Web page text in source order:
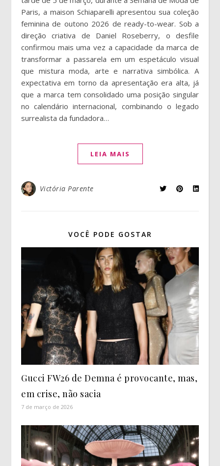
Paris, a maison Schiaparelli apresentou sua coleção
feminina de outono 2026 de ready-to-wear. Sob a
direção criativa de Daniel Roseberry, o desfile
confirmou mais uma vez a capacidade da marca de
transformar a passarela em um espetáculo visual
que mistura moda, arte e narrativa simbólica. A
expectativa em torno da apresentação era alta, já
que a marca tem consolidado uma posição singular
no calendário internacional, combinando o legado
surrealista da fundadora…
LEIA MAIS
Victória Parente
VOCÊ PODE GOSTAR
Gucci FW26 de Demna é provocante, mas,
em crise, não sacia
7 de março de 2026